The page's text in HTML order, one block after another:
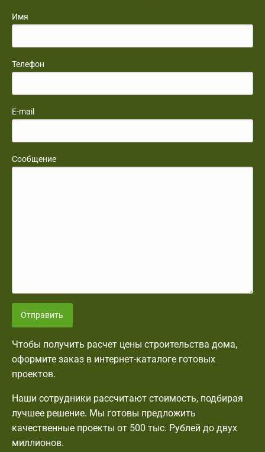
Имя
Телефон
E-mail
Сообщение
Отправить
Чтобы получить расчет цены строительства дома,
оформите заказ в интернет-каталоге готовых
проектов.
Наши сотрудники рассчитают стоимость, подбирая
лучшее решение. Мы готовы предложить
качественные проекты от 500 тыс. Рублей до двух
миллионов.